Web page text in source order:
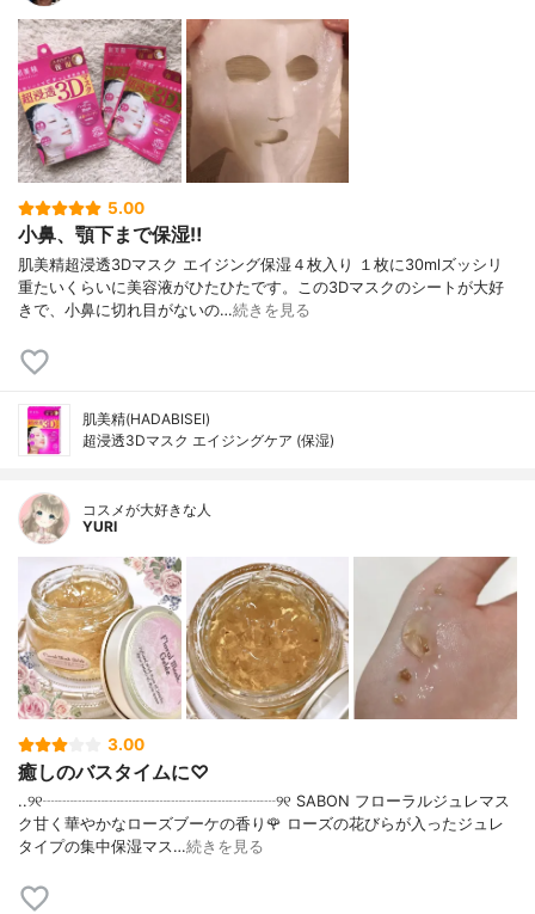
5.00
小鼻、顎下まで保湿‼︎
肌美精超浸透3Dマスク エイジング保湿４枚入り １枚に30mlズッシリ
重たいくらいに美容液がひたひたです。この3Dマスクのシートが大好
きで、小鼻に切れ目がないの…続きを見る
肌美精(HADABISEI)
超浸透3Dマスク エイジングケア (保湿)
コスメが大好きな人
YURI
3.00
癒しのバスタイムに♡
..୨୧┈┈┈┈┈┈┈┈┈┈┈┈┈┈┈୨୧ SABON フローラルジュレマス
ク甘く華やかなローズブーケの香り🌹 ローズの花びらが入ったジュレ
タイプの集中保湿マス…続きを見る